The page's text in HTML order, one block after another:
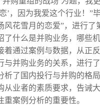
’，因为我爱这个行业！”
风花雪月的恋爱”，进行了
了什么是并购业务，哪些
着通过案例与数据，从正
与并购业务的关系，进行
析了国内投行与并购的格
从业者的素质要求，告诫
重案例分析的重要性。